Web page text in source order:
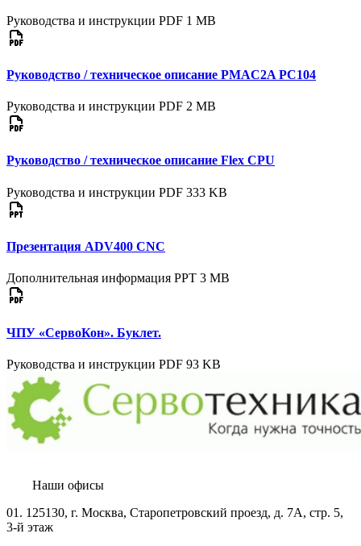
Руководства и инструкции PDF 1 MB
Руководство / техническое описание PMAC2A PC104
Руководства и инструкции PDF 2 MB
Руководство / техническое описание Flex CPU
Руководства и инструкции PDF 333 KB
Презентация ADV400 CNC
Дополнительная информация PPT 3 MB
ЧПУ «СервоКон». Буклет.
Руководства и инструкции PDF 93 KB
Наши офисы
01. 125130, г. Москва, Старопетровский проезд, д. 7А, стр. 5,
3-й этаж